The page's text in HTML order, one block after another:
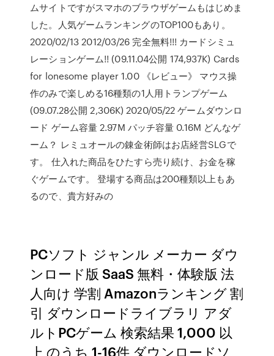
ムサイトですがスマホのブラウザゲームもはじめま
した。人気ゲームランキングのTOP100もあり。
2020/02/13 2012/03/26 完全無料!!! カードシミュ
レーションゲーム!! (09.11.04公開 174,937K) Cards
for lonesome player 1.00 《レビュー》 マウス操
作のみで楽しめる16種類の1人用トランプゲーム
(09.07.28公開 2,306K) 2020/05/22 ゲームダウンロ
ード ゲーム容量 2.97M パッチ容量 0.16M どんなゲ
ーム？ レミュオールの錬金術師はお店経営SLGで
す。 仕入れた商品をひたすら売り続け、お金を稼
ぐゲームです。 登場する商品は200種類以上もあ
るので、貴方好みの
PCソフト ジャンル メーカー ダウ
ンロード版 SaaS 無料・体験版 法
人向け 学割 Amazonランキング 割
引 ダウンロードライブラリ アダ
ルトPCゲーム 検索結果 1,000 以
上 のうち 1-16件 ダウンロードソ